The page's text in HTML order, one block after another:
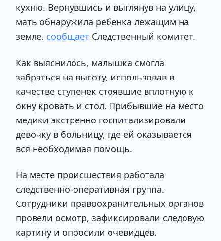
кухню. Вернувшись и выглянув на улицу,
мать обнаружила ребенка лежащим на
земле, сообщает Следственный комитет.
Как выяснилось, малышка смогла
забраться на высоту, использовав в
качестве ступенек стоявшие вплотную к
окну кровать и стол. Прибывшие на место
медики экстренно госпитализировали
девочку в больницу, где ей оказывается
вся необходимая помощь.
На месте происшествия работала
следственно-оперативная группа.
Сотрудники правоохранительных органов
провели осмотр, зафиксировали следовую
картину и опросили очевидцев.